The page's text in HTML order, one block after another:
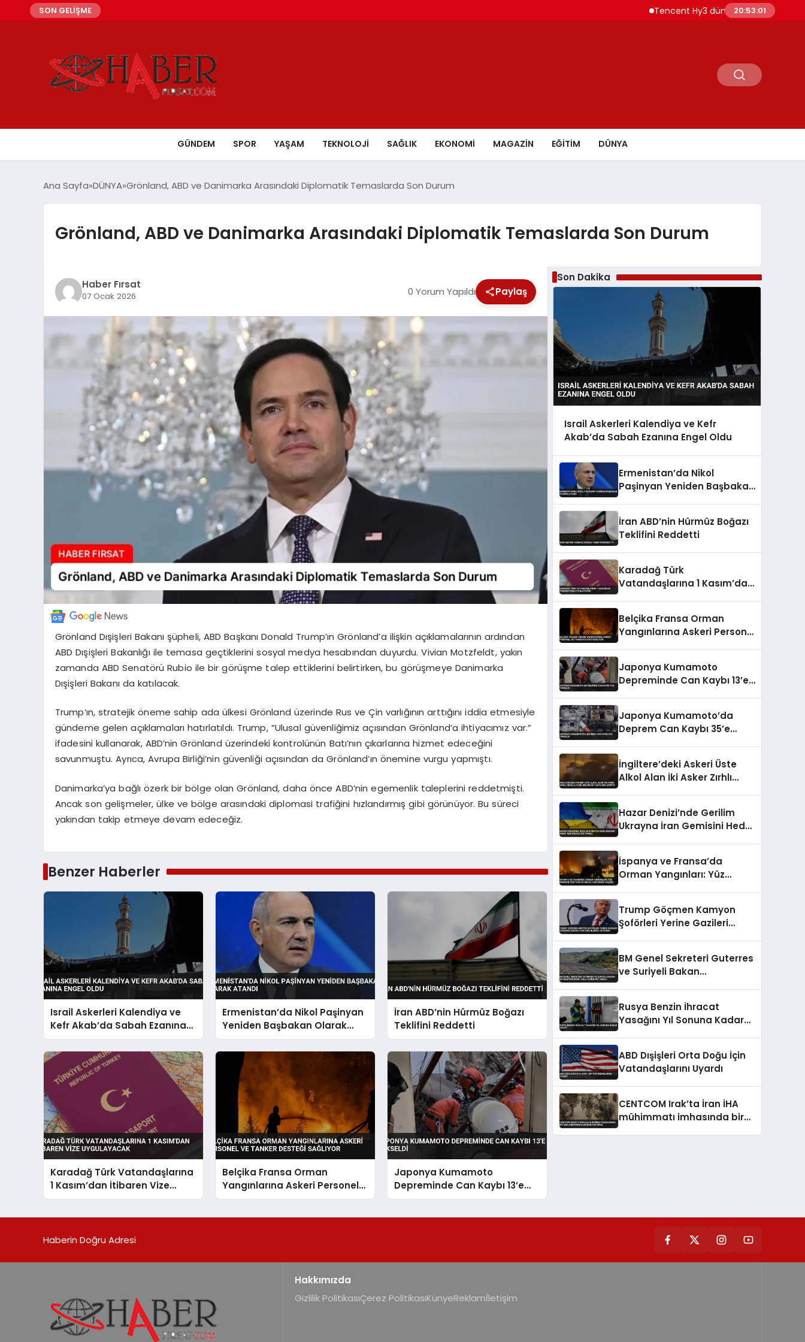
SON GELİŞME Tencent Hy3 dünya genelinde kullanıma
20:53:02
GÜNDEM SPOR YAŞAM TEKNOLOJİ SAĞLIK EKONOMİ MAGAZİN EĞİTİM DÜNYA
Ana Sayfa DÜNYA Grönland, ABD ve Danimarka Arasındaki Diplomatik Temaslarda Son Durum
Grönland, ABD ve Danimarka Arasındaki Diplomatik Temaslarda Son Durum
Haber Fırsat
07 Ocak 2026 0 Yorum Yapıldı Paylaş
Grönland Dışişleri Bakanı şüpheli, ABD Başkanı Donald Trump’ın Grönland’a ilişkin açıklamalarının ardından
ABD Dışişleri Bakanlığı ile temasa geçtiklerini sosyal medya hesabından duyurdu. Vivian Motzfeldt, yakın
zamanda ABD Senatörü Rubio ile bir görüşme talep ettiklerini belirtirken, bu görüşmeye Danimarka
Dışişleri Bakanı da katılacak.
Trump’ın, stratejik öneme sahip ada ülkesi Grönland üzerinde Rus ve Çin varlığının arttığını iddia etmesiyle
gündeme gelen açıklamaları hatırlatıldı. Trump, “Ulusal güvenliğimiz açısından Grönland’a ihtiyacımız var.”
ifadesini kullanarak, ABD’nin Grönland üzerindeki kontrolünün Batı’nın çıkarlarına hizmet edeceğini
savunmuştu. Ayrıca, Avrupa Birliği’nin güvenliği açısından da Grönland’ın önemine vurgu yapmıştı.
Danimarka’ya bağlı özerk bir bölge olan Grönland, daha önce ABD’nin egemenlik taleplerini reddetmişti.
Ancak son gelişmeler, ülke ve bölge arasındaki diplomasi trafiğini hızlandırmış gibi görünüyor. Bu süreci
yakından takip etmeye devam edeceğiz.
Benzer Haberler
Israil Askerleri Kalendiya ve
Kefr Akab’da Sabah Ezanına
Engel Oldu
Ermenistan’da Nikol Paşinyan
Yeniden Başbakan Olarak
Atandı
İran ABD’nin Hürmüz Boğazı
Teklifini Reddetti
Karadağ Türk Vatandaşlarına
1 Kasım’dan İtibaren Vize
Uygulayacak
Belçika Fransa Orman
Yangınlarına Askeri Personel
ve Tanker Desteği Sağlıyor
Japonya Kumamoto
Depreminde Can Kaybı 13’e
Yükseldi
Son Dakika
Israil Askerleri Kalendiya ve Kefr
Akab’da Sabah Ezanına Engel Oldu
Ermenistan’da Nikol
Paşinyan Yeniden Başbakan
İran ABD’nin Hürmüz Boğazı
Teklifini Reddetti
Karadağ Türk
Vatandaşlarına 1 Kasım’dan
Belçika Fransa Orman
Yangınlarına Askeri Personel
Japonya Kumamoto
Depreminde Can Kaybı 13’e
Japonya Kumamoto’da
Deprem Can Kaybı 35’e
İngiltere’deki Askeri Üste
Alkol Alan İki Asker Zırhlı
Hazar Denizi’nde Gerilim
Ukrayna İran Gemisini Hedef
İspanya ve Fransa’da
Orman Yangınları: Yüz
Trump Göçmen Kamyon
Şoförleri Yerine Gazileri
BM Genel Sekreteri Guterres
ve Suriyeli Bakan
Rusya Benzin İhracat
Yasağını Yıl Sonuna Kadar
ABD Dışişleri Orta Doğu İçin
Vatandaşlarını Uyardı
CENTCOM Irak’ta İran İHA
mühimmatı imhasında bir
Haberin Doğru Adresi
Hakkımızda
Gizlilik PolitikasıÇerez PolitikasıKünyeReklamİletişim